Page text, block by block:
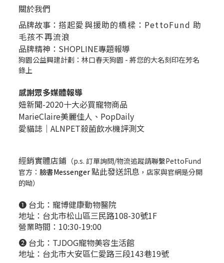
關於我們
品牌故事： 搭起愛與援助的橋樑：PettoFund 助
毛孩不再流浪
品牌精神：SHOPLINE專題報導
狗園公益興建計劃：林口春天狗園 - 將您的大名刻印在芳名
錄上
感謝眾多媒體報導
妞新聞-2020十大必買寵物商品
MarieClaire美麗佳人、 PopDaily
愛貓誌｜ALNPET殺菌飲水機評測文
經銷實體店鋪 （p.s. 訂單詢問/物流追蹤請聯繫PettoFund
官方： 臉書Messenger點此發送訊息 ，店家與官網是分開
的呦）
❶ 台北： 寵博健康動物醫院
地址：台北市松山區三民路108-30號1F
營業時間：10:30-19:00
❷ 台北： TJDOG寵物美容生活館
地址：台北市大安區仁愛路三段143巷19號